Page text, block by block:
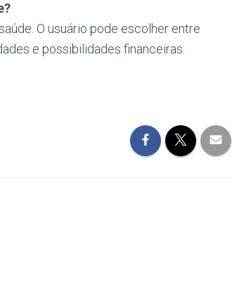
O usuário pode escolher entre
e possibilidades financeiras.